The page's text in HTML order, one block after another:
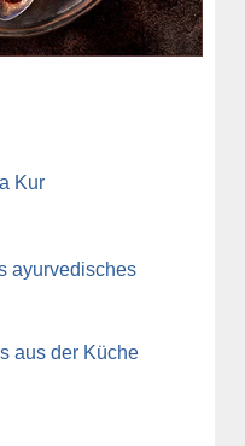
Kur
ayurvedisches
aus der Küche